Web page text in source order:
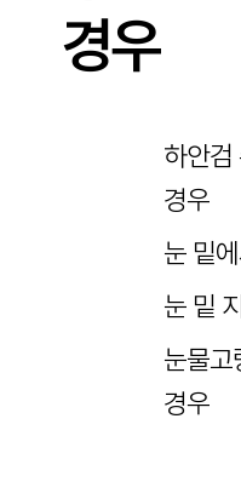
경우
하안검
경우
눈 밑
눈 밑
눈물고
경우